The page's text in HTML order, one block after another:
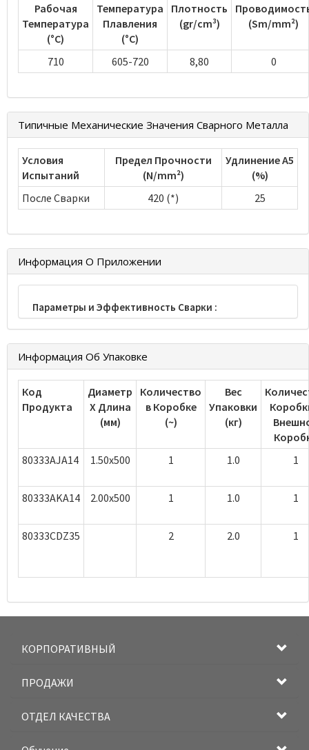
Рабочая
Температура
(°C)
Температура
Плавления
(°C)
Плотность
(gr/cm³)
(Sm/mm²)
710 605-720 8,80 0
Типичные Механические Значения Сварного Металла
Условия
Испытаний
Предел Прочности
(N/mm²)
Удлинение А5
(%)
После Сварки
420 (*) 25
Информация О Приложении
Параметры и Эффективность Сварки :
Информация Об Упаковке
Код
Продукта
Диаметр
Х Длина
(мм)
Количество
в Коробке
(~)
Вес
Упаковки
(кг)
80333AJA14
1.50x500 1 1.0 1
80333AKA14 2.00x500 1 1.0 1
80333CDZ35 2 2.0 1
КОРПОРАТИВНЫЙ
ПРОДАЖИ
ОТДЕЛ КАЧЕСТВА